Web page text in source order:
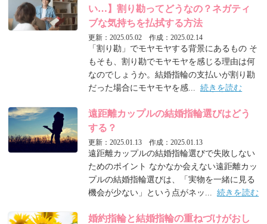
い…】割り勘ってどうなの？ネガティ
ブな気持ちを払拭する方法
更新：2025.05.02 作成：2025.02.14
「割り勘」でモヤモヤする背景にあるもの そ
もそも、割り勘でモヤモヤを感じる理由は何
なのでしょうか。結婚指輪の支払いが割り勘
だった場合にモヤモヤを感...続きを読む
遠距離カップルの結婚指輪選びはどう
する？
更新：2025.01.13 作成：2025.01.13
遠距離カップルの結婚指輪選びで失敗しない
ためのポイント なかなか会えない遠距離カッ
プルの結婚指輪選びは、「実物を一緒に見る
機会が少ない」という点がネッ...続きを読む
婚約指輪と結婚指輪の重ねづけがおし